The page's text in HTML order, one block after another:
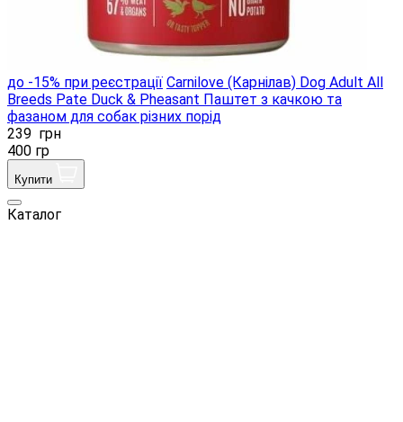
до -15% при реєстрації Carnilove (Карнілав) Dog Adult All
Breeds Pate Duck & Pheasant Паштет з качкою та
фазаном для собак різних порід
239 грн
400 гр
Купити
Каталог